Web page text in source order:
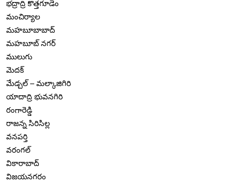
భద్రాద్రి కొత్తగూడెం
మంచిర్యాల
మహబూబాబాద్
మహబూబ్ నగర్
ములుగు
మెదక్
మేడ్చల్ – మల్కాజిగిరి
యాదాద్రి భువనగిరి
రంగారెడ్డి
రాజన్న సిరిసిల్ల
వనపర్తి
వరంగల్
వికారాబాద్
విజయనగరం